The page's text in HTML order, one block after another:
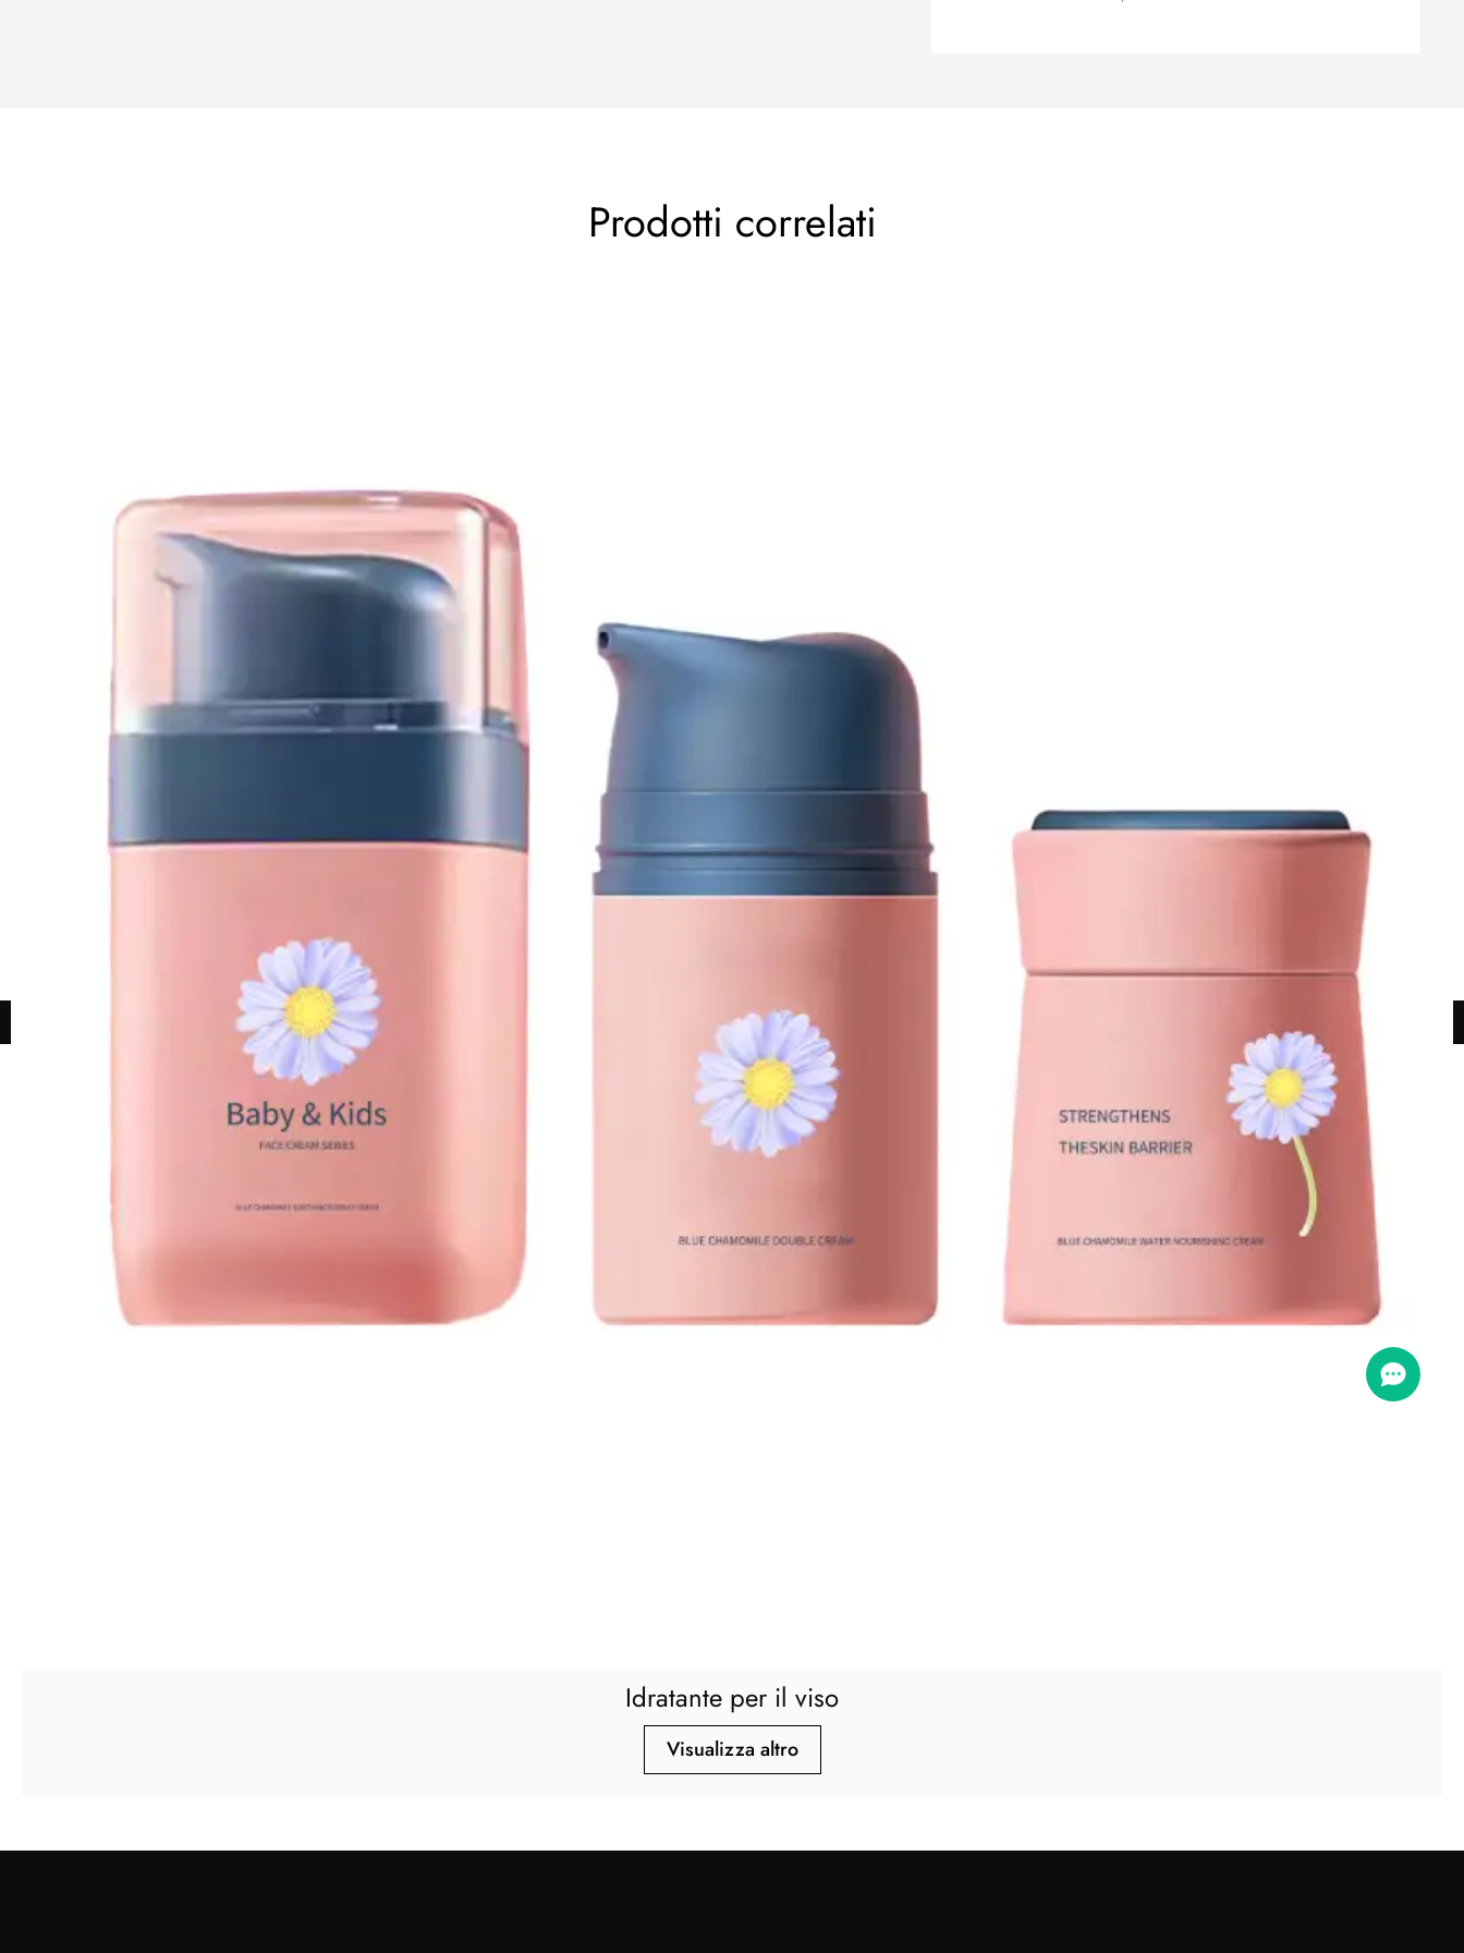
Prodotti correlati
Idratante per il viso
Visualizza altro